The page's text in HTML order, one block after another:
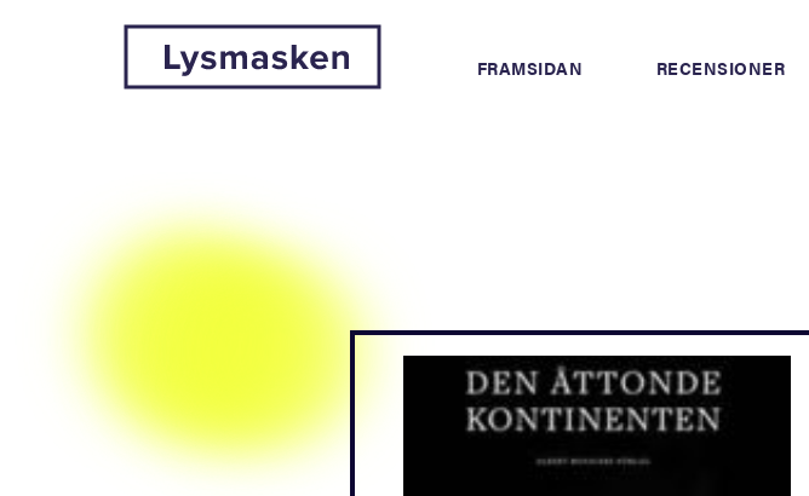
FRAMSIDAN RECENSIONER